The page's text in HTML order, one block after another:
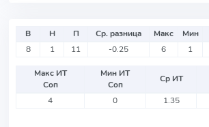
В Н П Ср. разница Макс Мин
8
1 11 -0.25 6 1
Макс ИТ
Соп
Мин ИТ
Соп
Ср ИТ
4
0 1.35